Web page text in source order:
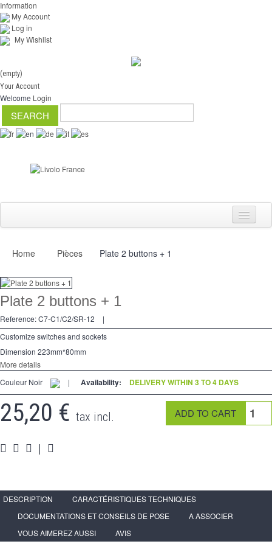
Information
My Account
Log in
My Wishlist
(empty)
Your Account
Welcome Login
Switch
Dimmer
2 Ways
Socket
Spéciales
Accessories
Pièces
Reseller program - LIVOLO France Official Website
Home Pièces Plate 2 buttons + 1
Plate 2 buttons + 1
Reference:C7-C1/C2/SR-12
|
Customize switches and sockets
Dimension 223mm*80mm
More details
Couleur Noir
| Availability: DELIVERY WITHIN 3 TO 4 DAYS
25,20 € tax incl.
|
DESCRIPTION
CARACTÉRISTIQUES TECHNIQUES
DOCUMENTATIONS ET CONSEILS DE POSE
A ASSOCIER
VOUS AIMEREZ AUSSI
AVIS